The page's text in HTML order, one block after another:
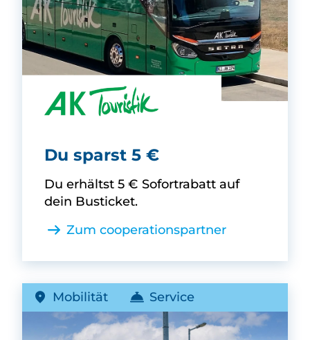
AK Touristik -
Du sparst 5 €
Du erhältst 5 € Sofortrabatt auf
dein Busticket.
Zum cooperationspartner
Mobilität Service